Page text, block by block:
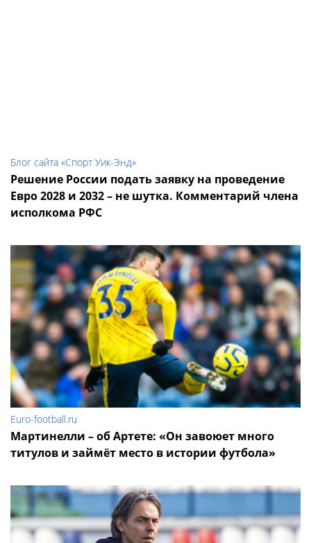
Блог сайта «Спорт Уик-Энд»
Решение России подать заявку на проведение
Евро 2028 и 2032 – не шутка. Комментарий члена
исполкома РФС
Euro-football.ru
Мартинелли – об Артете: «Он завоюет много
титулов и займёт место в истории футбола»